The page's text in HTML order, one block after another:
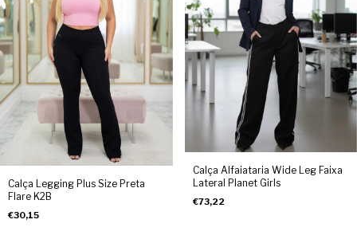
Calça Legging Plus Size Preta
Flare K2B
€30,15
Calça Alfaiataria Wide Leg Faixa
Lateral Planet Girls
€73,22